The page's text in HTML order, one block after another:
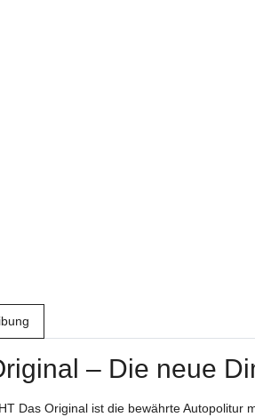
– Die neue
Das Original ist die bewährte Autopolitur